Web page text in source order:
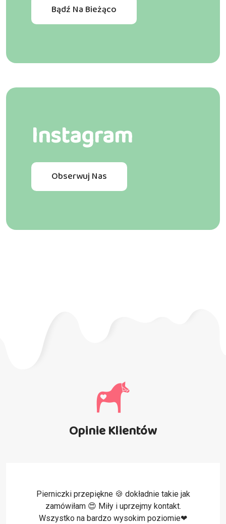
Bądź Na Bieżąco
Instagram
Obserwuj Nas
Opinie Klientów
Jestem zachwycona wykonaniem 🙂 Pomimo
tego iż obudziłam się na ostatnia chwile …
zamówienie było na czas !!! Polecam z